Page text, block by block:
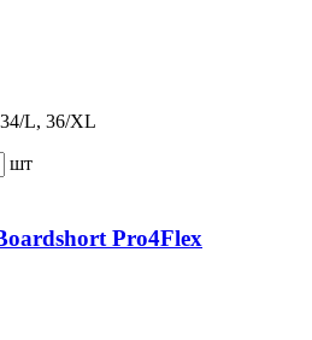
L, 36/XL
шт
Pro4Flex